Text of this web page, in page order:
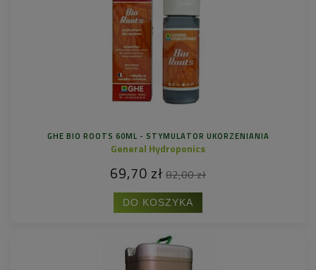
GHE BIO ROOTS 60ML - STYMULATOR UKORZENIANIA
General Hydroponics
69,70 zł 82,00 zł
DO KOSZYKA